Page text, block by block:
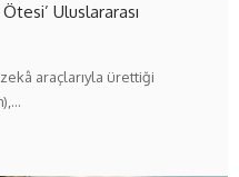
Uluslararası
araçlarıyla ürettiği